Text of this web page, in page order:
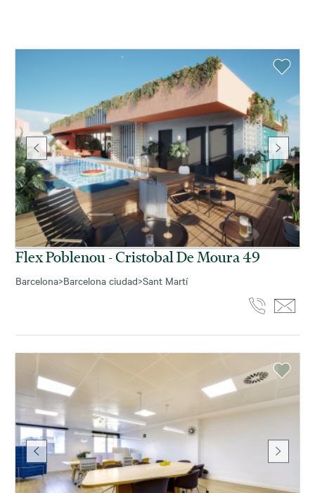
Flex Poblenou - Cristobal De Moura 49
Barcelona>Barcelona ciudad>Sant Martí